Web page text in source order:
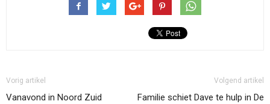
Vorig artikel
Vanavond in Noord Zuid
Volgend artikel
Familie schiet Dave te hulp in De